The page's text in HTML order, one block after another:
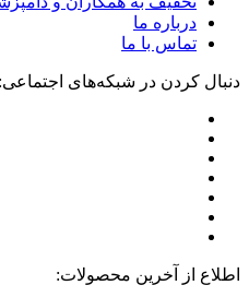
درباره ما
تماس با ما
دنبال کردن در شبکه‌های اجتماعی:
اطلاع از آخرین محصولات: